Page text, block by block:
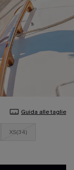
Guida alle taglie
XS(34)